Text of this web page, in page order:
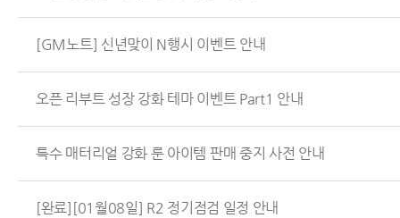
[GM노트] 신년맞이 N행시 이벤트 안내
오픈 리부트 성장 강화 테마 이벤트 Part1 안내
특수 매터리얼 강화 룬 아이템 판매 중지 사전 안내
[완료][01월08일] R2 정기점검 일정 안내